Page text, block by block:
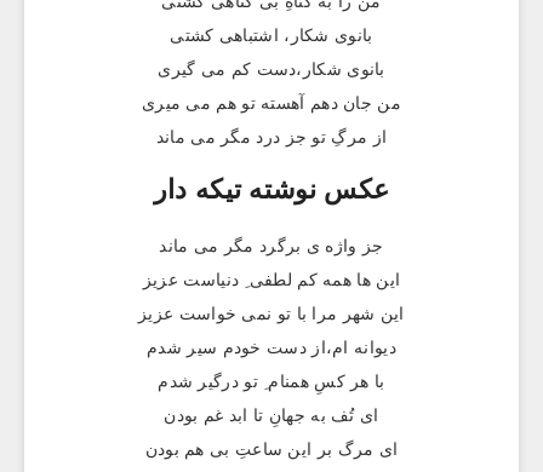
بانوی شکار، اشتباهی کشتی
بانوی شکار،دست کم می گیری
من جان دهم آهسته تو هم می میری
از مرگِ تو جز درد مگر می ماند
عکس نوشته تيکه دار
جز واژه ی برگرد مگر می ماند
این ها همه کم لطفی ِ دنیاست عزیز
این شهر مرا با تو نمی خواست عزیز
دیوانه ام،از دست خودم سیر شدم
با هر کسِ همنام ِ تو درگیر شدم
ای تُف به جهانِ تا ابد غم بودن
ای مرگ بر این ساعتِ بی هم بودن